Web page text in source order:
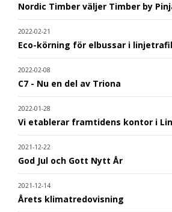
Nordic Timber väljer Timber by
2022-02-21
Eco-körning för elbussar i
2022-02-08
C7 - Nu en del av Triona
2022-01-28
Vi etablerar framtidens kontor i
2021-12-22
God Jul och Gott Nytt År
2021-12-14
Årets klimatredovisning